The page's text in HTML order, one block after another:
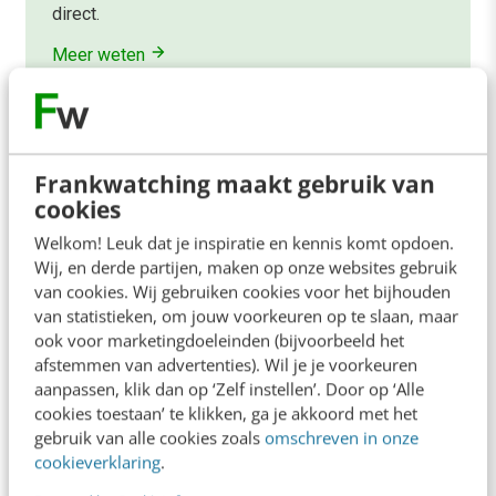
Frankwatching maakt gebruik van
cookies
Welkom! Leuk dat je inspiratie en kennis komt opdoen.
Wij, en derde partijen, maken op onze websites gebruik
van cookies. Wij gebruiken cookies voor het bijhouden
van statistieken, om jouw voorkeuren op te slaan, maar
ook voor marketingdoeleinden (bijvoorbeeld het
afstemmen van advertenties). Wil je je voorkeuren
aanpassen, klik dan op ‘Zelf instellen’. Door op ‘Alle
cookies toestaan’ te klikken, ga je akkoord met het
gebruik van alle cookies zoals omschreven in onze
cookieverklaring.
direct.
Meer weten
Contact Redactie
redactie@frankwatching.com
+31 30 200 1045
Tarieven
Meer contactopties
Frankwatching